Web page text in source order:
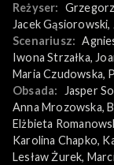
Reżyser:
Jacek Gąsiorowski,
Scenariusz:
Iwona Strzałka,
Maria Czudowska,
Obsada:
Jasper
Anna Mrozowska,
Elżbieta
Karolina Chapko,
Lesław Żurek,